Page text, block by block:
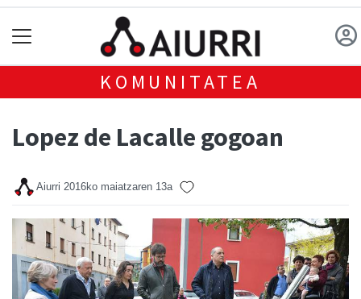
KOMUNITATEA
Lopez de Lacalle gogoan
Aiurri 2016ko maiatzaren 13a